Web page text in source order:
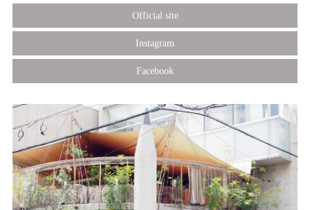
Official site
Instagram
Facebook